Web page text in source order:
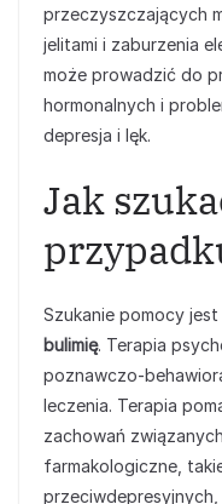
przeczyszczających
jelitami i zaburzenia
może prowadzić do
hormonalnych i
depresja i lęk.
Jak
Szukanie pomocy
bulimię. Terapia
poznawczo-
leczenia. Terapia
zachowań
farmakologiczne,